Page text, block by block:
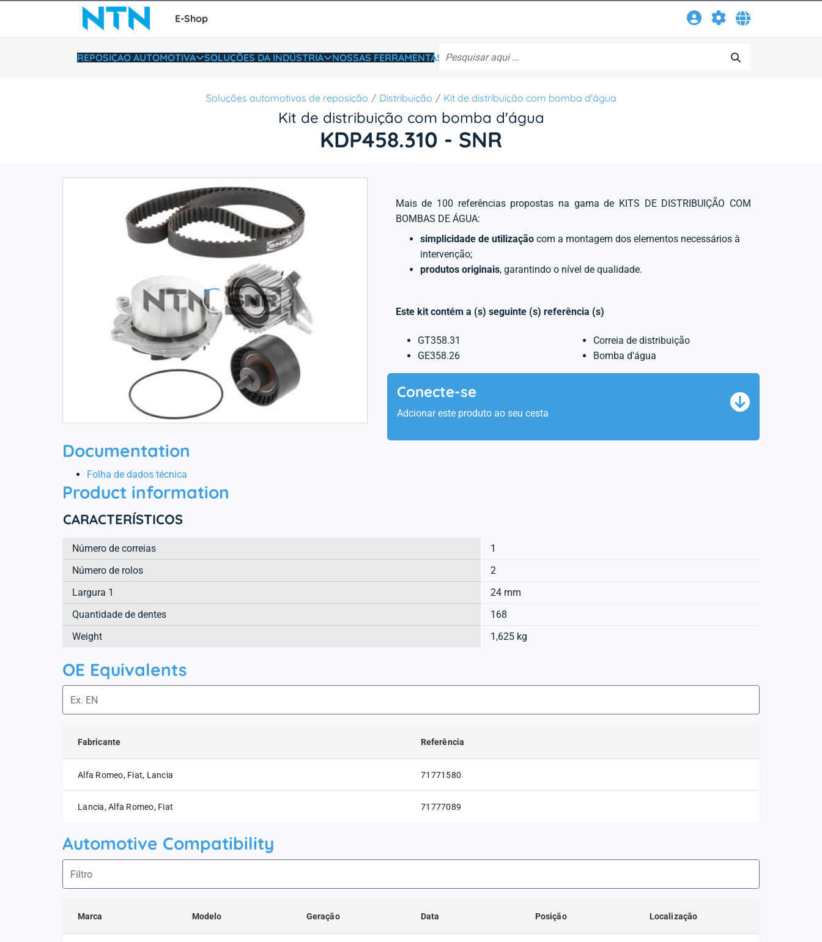
E-Shop
REPOSIÇAO AUTOMOTIVA SOLUÇÕES DA INDÚSTRIA NOSSAS FERRAMENTAS
Soluções automotivas de reposição Distribuição Kit de distribuição com bomba d'água
Kit de distribuição com bomba d'água
KDP458.310 - SNR
Mais de 100 referências propostas na gama de KITS DE DISTRIBUIÇÃO COM
BOMBAS DE ÁGUA:
simplicidade de utilizaçãocom a montagem dos elementos necessários à
intervenção;
produtos originais, garantindo o nível de qualidade.
Este kit contém a (s) seguinte (s) referência (s)
GT358.31
GE358.26
Correia de distribuição
Bomba d'água
Conecte-se
Adcionar este produto ao seu cesta
Documentation
Folha de dados técnica
Product information
CARACTERÍSTICOS
Número de correias
1
Número de rolos
2
Largura 1
24 mm
Quantidade de dentes
168
Weight
1,625 kg
OE Equivalents
Fabricante Referência
Alfa Romeo, Fiat, Lancia 71771580
Lancia, Alfa Romeo, Fiat 71777089
Automotive Compatibility
Marca Modelo Geração Data Posição Localização